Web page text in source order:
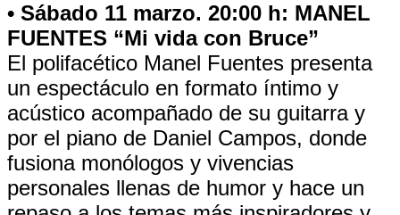
• Sábado 11 marzo. 20:00 h: MANEL
FUENTES “Mi vida con Bruce”
El polifacético Manel Fuentes presenta
un espectáculo en formato íntimo y
acústico acompañado de su guitarra y
por el piano de Daniel Campos, donde
fusiona monólogos y vivencias
personales llenas de humor y hace un